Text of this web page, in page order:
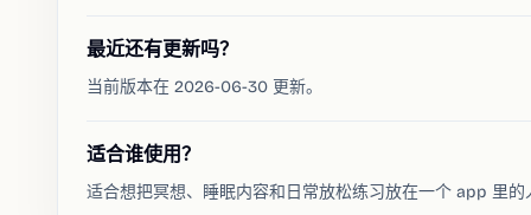
最近还有更新吗？
当前版本在 2026-06-30 更新。
适合谁使用？
适合想把冥想、睡眠内容和日常放松练习放在一个 app 里的